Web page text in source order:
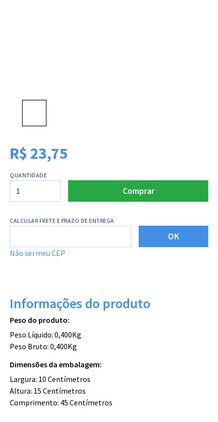
R$ 23,75
QUANTIDADE
Comprar
CALCULAR FRETE E PRAZO DE ENTREGA
OK
Não sei meu CEP
Informações do produto
Peso do produto:
Peso Líquido: 0,400Kg
Peso Bruto: 0,400Kg
Dimensões da embalagem:
Largura: 10 Centímetros
Altura: 15 Centímetros
Comprimento: 45 Centímetros